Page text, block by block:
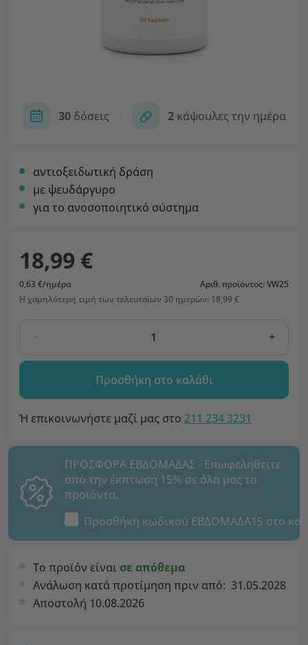
30δόσεις 2κάψουλες την ημέρα
αντιοξειδωτική δράση
με ψευδάργυρο
για το ανοσοποιητικό σύστημα
18,99 €
0,63 €/ημέρα
Αριθ. προϊόντος: VW25
Η χαμηλότερη τιμή των τελευταίων 30 ημερών: 18,99 €
- +
Προσθήκη στο καλάθι
Ή επικοινωνήστε μαζί μας στο 211 234 3231
ΠΡΟΣΦΟΡΑ ΕΒΔΟΜΑΔΑΣ - Επωφεληθείτε
από την έκπτωση 15% σε όλα μας τα
προϊόντα.
Προσθήκη κωδικού ΕΒΔΟΜΑΔΑ15 στο
Το προϊόν είναι σε απόθεμα
Ανάλωση κατά προτίμηση πριν από: 31.05.2028
Αποστολή 10.08.2026